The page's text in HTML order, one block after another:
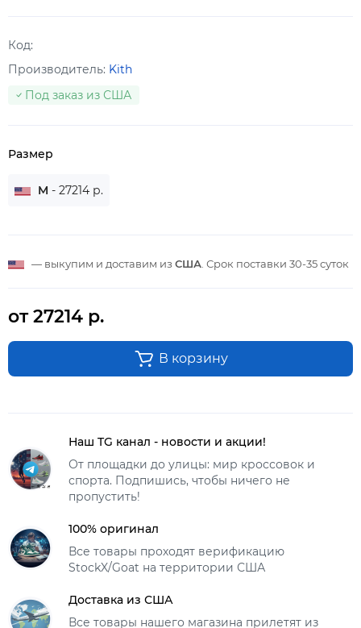
Код:
Производитель: Kith
Под заказ из США
Размер
M - 27214 р.
— выкупим и доставим из США . Срок поставки 30-35 суток
от 27214 р.
В корзину
Наш TG канал - новости и акции!
От площадки до улицы: мир кроссовок и
спорта. Подпишись, чтобы ничего не
пропустить!
100% оригинал
Все товары проходят верификацию
StockX/Goat на территории США
Доставка из США
Все товары нашего магазина прилетят из